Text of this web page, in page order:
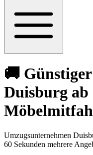
🚚
Duisburg ab
Umzugsunternehmen
60 Sekunden mehrere